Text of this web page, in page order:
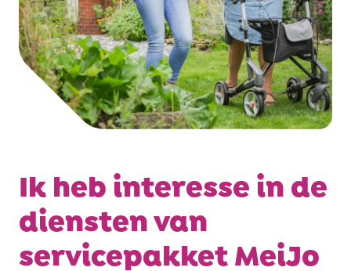
Ik heb interesse in de
diensten van
servicepakket MeiJo